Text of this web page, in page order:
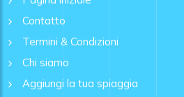
Contatto
Termini & Condizioni
Chi siamo
Aggiungi la tua spiaggia